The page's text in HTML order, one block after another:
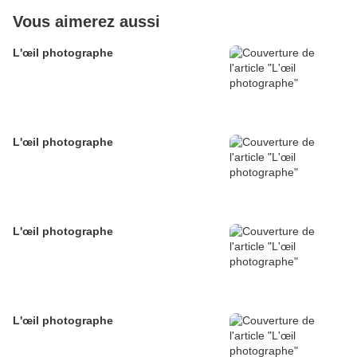
Vous aimerez aussi
L'œil photographe
L'œil photographe
L'œil photographe
L'œil photographe